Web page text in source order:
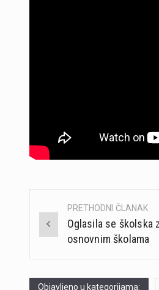
Post
navigation
PRETHODNI ČLANAK
Oglasila se školska
osnovnim školama
Objavljeno u kategorijama: